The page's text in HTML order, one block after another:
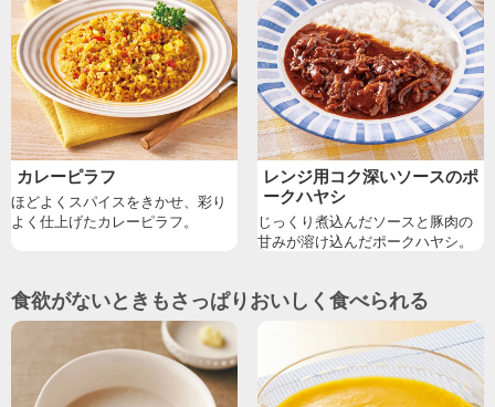
カレーピラフ
ほどよくスパイスをきかせ、彩り
よく仕上げたカレーピラフ。
レンジ用コク深いソースのポ
ークハヤシ
じっくり煮込んだソースと豚肉の
甘みが溶け込んだポークハヤシ。
食欲がないときもさっぱりおいしく食べられる